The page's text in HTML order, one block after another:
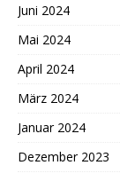
Juni 2024
Mai 2024
April 2024
März 2024
Januar 2024
Dezember 2023